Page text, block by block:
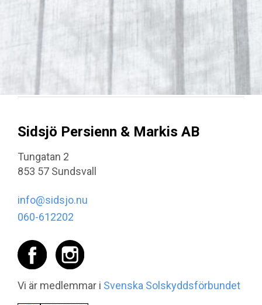
Sidsjö Persienn & Markis AB
Tungatan 2
853 57 Sundsvall
info@sidsjo.nu
060-612202
Vi är medlemmar i Svenska Solskyddsförbundet